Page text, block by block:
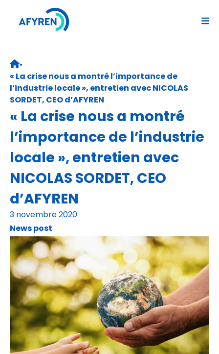
contenu
Retour page d’accueil
•
« La crise nous a montré l’importance de
l’industrie locale », entretien avec NICOLAS
SORDET, CEO d’AFYREN
« La crise nous a montré
l’importance de l’industrie
locale », entretien avec
NICOLAS SORDET, CEO
d’AFYREN
3 novembre 2020
News post